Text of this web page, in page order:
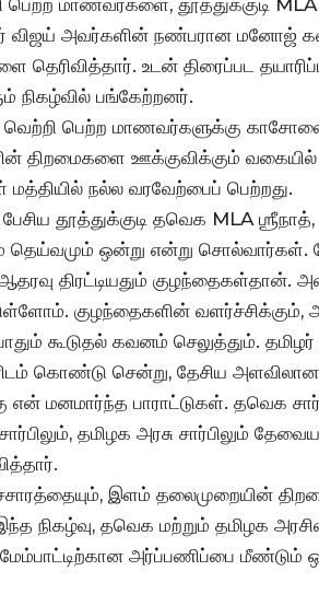
விஜய் அவர்களின் நண்பரான மனோஜ்
தெரிவித்தார். உடன் திரைப்பட
நிகழ்வில் பங்கேற்றனர்.
வெற்றி பெற்ற மாணவர்களுக்கு
திறமைகளை ஊக்குவிக்கும்
நல்ல வரவேற்பைப் பெற்றது.
பேசிய தூத்துக்குடி தவெக MLA ஶ்ரீநாத்,
தெய்வமும் ஒன்று என்று சொல்வார்கள்.
திரட்டியதும் குழந்தைகள்தான்.
குழந்தைகளின் வளர்ச்சிக்கும்,
கூடுதல் கவனம் செலுத்தும். தமிழர்
கொண்டு சென்று, தேசிய
என் மனமார்ந்த பாராட்டுகள். தவெக
தமிழக அரசு சார்பிலும்
இளம் தலைமுறையின்
நிகழ்வு, தவெக மற்றும் தமிழக
அர்ப்பணிப்பை மீண்டும்